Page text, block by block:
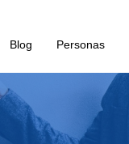
Blog Personas